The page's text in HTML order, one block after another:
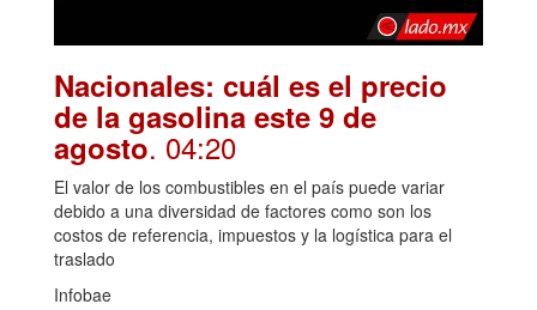
Nacionales: cuál es el precio
de la gasolina este 9 de
agosto. 04:20
El valor de los combustibles en el país puede variar
debido a una diversidad de factores como son los
costos de referencia, impuestos y la logística para el
traslado
Infobae